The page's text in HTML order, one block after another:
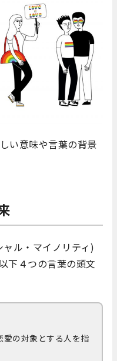
い意味や言葉の背景
ル・マイノリティ)
下４つの言葉の頭文
愛の対象とする人を指